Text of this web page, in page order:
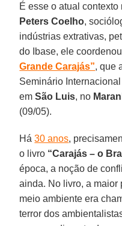
É esse o atual
Peters Coelho,
indústrias extrativas,
do Ibase, ele
Grande Carajás”, que
Seminário
emSão Luis, no
(09/05).
Há30 anos,
o livro “Carajás – o
época, a noção de
ainda. No livro, a maior
meio ambiente era
terror dos